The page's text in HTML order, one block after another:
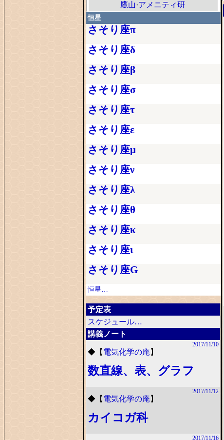
鷹山·アメニティ研
恒星
さそり座π
さそり座δ
さそり座β
さそり座σ
さそり座τ
さそり座ε
さそり座μ
さそり座ν
さそり座λ
さそり座θ
さそり座κ
さそり座ι
さそり座G
恒星…
予定表
スケジュール…
講義ノート
2017/11/10
◆ 【 電気化学の庵 】
数直線、表、グラフ
2017/11/12
◆ 【 電気化学の庵 】
カイコガ科
2017/11/16